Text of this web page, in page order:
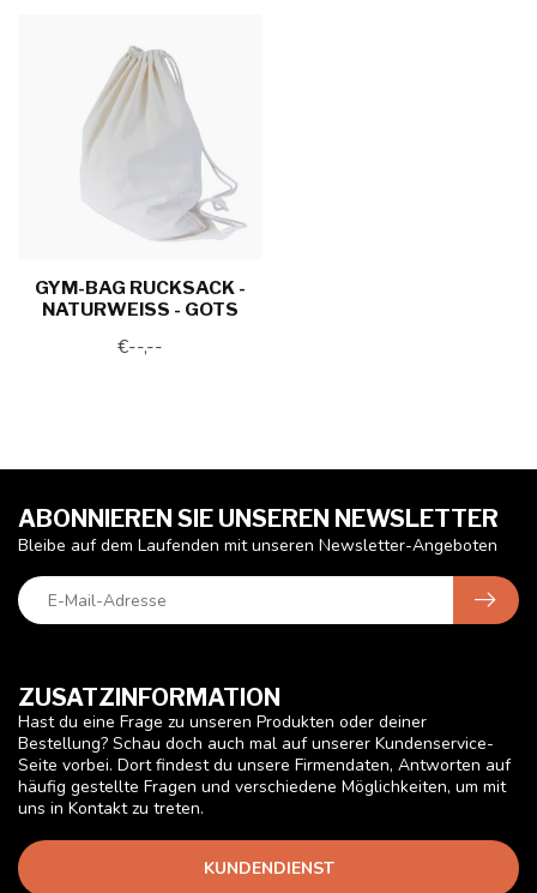
GYM-BAG RUCKSACK -
NATURWEISS - GOTS
€--,--
ZUSATZINFORMATION
Hast du eine Frage zu unseren Produkten oder deiner
Bestellung? Schau doch auch mal auf unserer Kundenservice-
Seite vorbei. Dort findest du unsere Firmendaten, Antworten auf
häufig gestellte Fragen und verschiedene Möglichkeiten, um mit
uns in Kontakt zu treten.
KUNDENDIENST
ABONNIEREN SIE UNSEREN NEWSLETTER
Bleibe auf dem Laufenden mit unseren Newsletter-Angeboten